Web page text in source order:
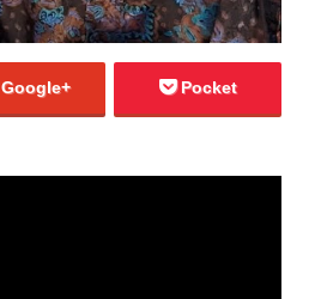
Google+ Pocket